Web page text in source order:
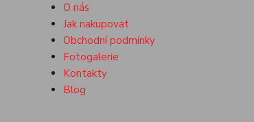
O nás
Jak nakupovat
Obchodní podmínky
Fotogalerie
Kontakty
Blog